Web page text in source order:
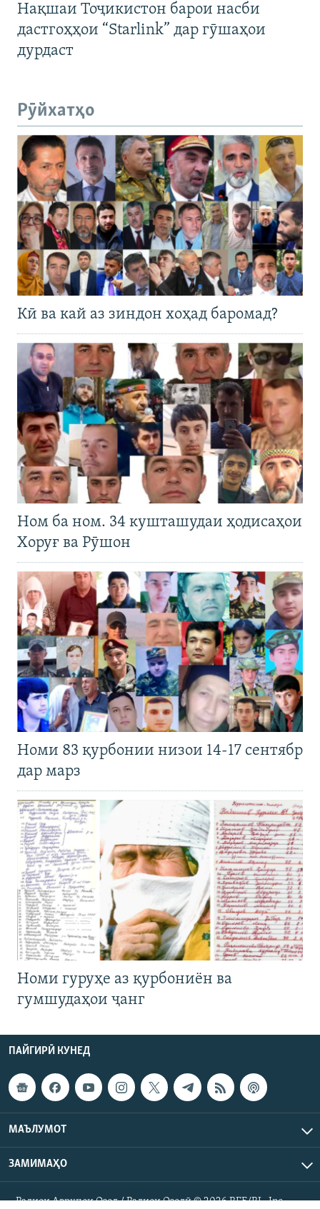
Нақшаи Тоҷикистон барои насби
дастгоҳҳои “Starlink” дар гӯшаҳои
дурдаст
Рӯйхатҳо
Кӣ ва кай аз зиндон хоҳад баромад?
Ном ба ном. 34 кушташудаи ҳодисаҳои
Хоруғ ва Рӯшон
Номи 83 қурбонии низои 14-17 сентябр
дар марз
Номи гуруҳе аз қурбониён ва
гумшудаҳои ҷанг
ПАЙГИРӢ КУНЕД
МАЪЛУМОТ
ЗАМИМАҲО
Радиои Аврупои Озод / Радиои Озодӣ © 2026 RFE/RL. Inc.